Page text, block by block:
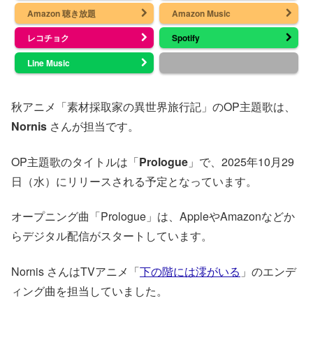
Amazon 聴き放題
Amazon Music
レコチョク
Spotify
Line Music
秋アニメ「素材採取家の異世界旅行記」のOP主題歌は、
Nornis さんが担当です。
OP主題歌のタイトルは「Prologue 」で、2025年10月29
日（水）にリリースされる予定となっています。
オープニング曲「Prologue」は、AppleやAmazonなどか
らデジタル配信がスタートしています。
Nornis さんはTVアニメ「下の階には澪がいる 」のエンデ
ィング曲を担当していました。